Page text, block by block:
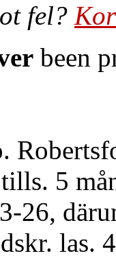
fel?
been
5
26,
las.